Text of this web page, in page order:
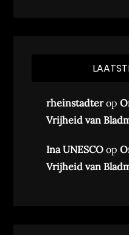
rheinstadterop
Vrijheid van
Ina UNESCO op
Vrijheid van